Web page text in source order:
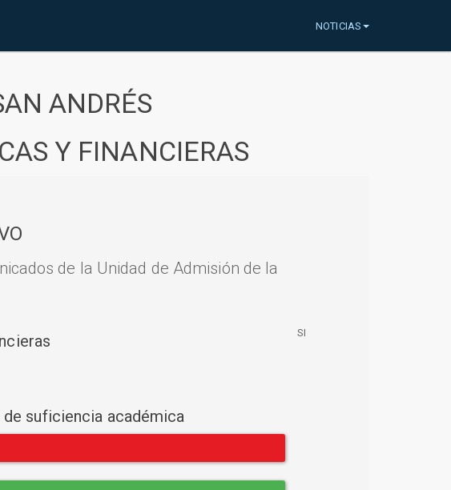
NOTICIAS
ANDRÉS
Y FINANCIERAS
de la Unidad de Admisión de la
suficiencia académica
SI